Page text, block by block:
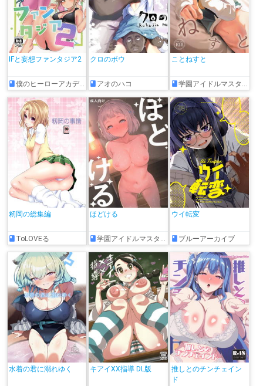
IFと妄想ファンタジア2
僕のヒーローアカデミア
クロのボウ
アオのハコ
ことねすと
学園アイドルマスター
籾岡の総集編
ToLOVEる
ほどける
学園アイドルマスター
ウイ転変
ブルーアーカイブ
水着の君に溺れゆく キアイXX指導 DL版
推しとのチンチェイン
ド